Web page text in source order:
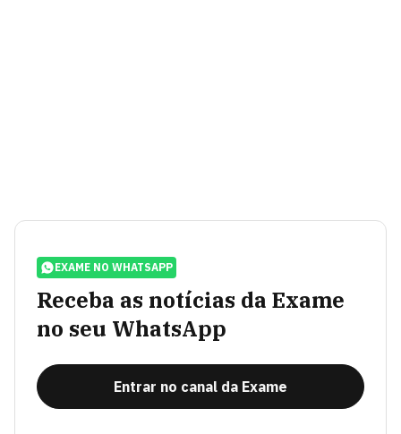
EXAME NO WHATSAPP
Receba as notícias da Exame
no seu WhatsApp
Entrar no canal da Exame